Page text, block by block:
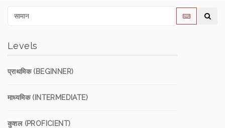
Levels
प्राथमिक (BEGINNER)
माध्यमिक (INTERMEDIATE)
कुशल (PROFICIENT)